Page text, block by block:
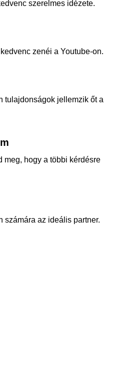
szerelmes idézete.
zenéi a Youtube-on.
tulajdonságok jellemzik őt a
meg, hogy a többi kérdésre
számára az ideális partner.